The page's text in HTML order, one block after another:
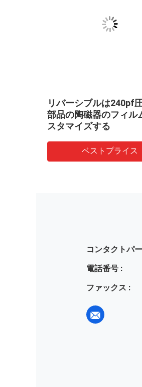
リバーシブルは240pf
部品の陶磁器のフィル
スタマイズする
ベストプライス
コンタクトパ
電話番号 :
ファックス :